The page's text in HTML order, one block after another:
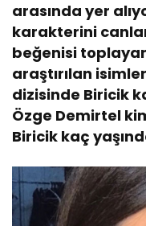
arasında yer
karakterini
beğenisi
araştırılan
dizisinde Biricik
Özge Demirtel
Biricik kaç